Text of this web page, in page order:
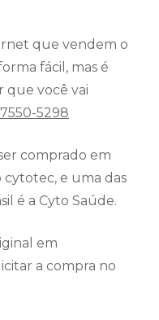
que vendem o
fácil, mas é
que você vai
5298
comprado em
cytotec, e uma das
é a Cyto Saúde.
em
a compra no